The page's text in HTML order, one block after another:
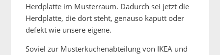
Herdplatte im Musterraum. Dadurch sei jetzt die
Herdplatte, die dort steht, genauso kaputt oder
defekt wie unsere eigene.
Soviel zur Musterküchenabteilung von IKEA und